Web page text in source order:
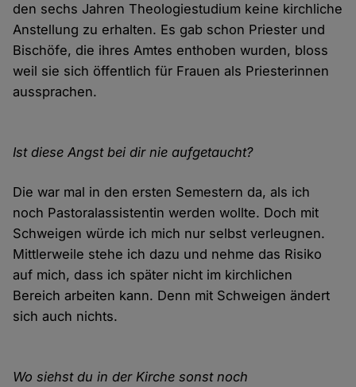
den sechs Jahren Theologiestudium keine kirchliche
Anstellung zu erhalten. Es gab schon Priester und
Bischöfe, die ihres Amtes enthoben wurden, bloss
weil sie sich öffentlich für Frauen als Priesterinnen
aussprachen.
Ist diese Angst bei dir nie aufgetaucht?
Die war mal in den ersten Semestern da, als ich
noch Pastoralassistentin werden wollte. Doch mit
Schweigen würde ich mich nur selbst verleugnen.
Mittlerweile stehe ich dazu und nehme das Risiko
auf mich, dass ich später nicht im kirchlichen
Bereich arbeiten kann. Denn mit Schweigen ändert
sich auch nichts.
Wo siehst du in der Kirche sonst noch